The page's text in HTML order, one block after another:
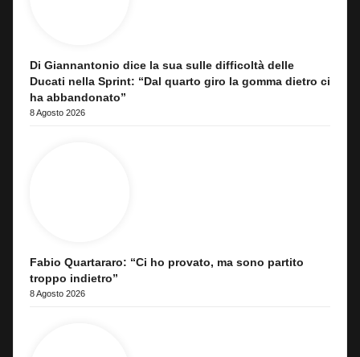
Di Giannantonio dice la sua sulle difficoltà delle
Ducati nella Sprint: “Dal quarto giro la gomma dietro ci
ha abbandonato”
8 Agosto 2026
Fabio Quartararo: “Ci ho provato, ma sono partito
troppo indietro”
8 Agosto 2026